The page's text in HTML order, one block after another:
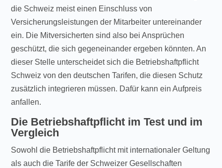
die Schweiz meist einen Einschluss von
Versicherungsleistungen der Mitarbeiter untereinander
ein. Die Mitversicherten sind also bei Ansprüchen
geschützt, die sich gegeneinander ergeben könnten. An
dieser Stelle unterscheidet sich die Betriebshaftpflicht
Schweiz von den deutschen Tarifen, die diesen Schutz
zusätzlich integrieren müssen. Dafür kann ein Aufpreis
anfallen.
Die Betriebshaftpflicht im Test und im
Vergleich
Sowohl die Betriebshaftpflicht mit internationaler Geltung
als auch die Tarife der Schweizer Gesellschaften